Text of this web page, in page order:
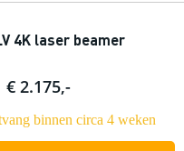
4K laser beamer
€ 2.175,-
binnen circa 4 weken